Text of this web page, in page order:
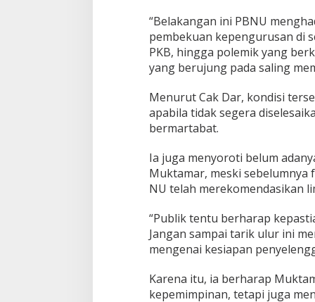
a
h
D
i
n
m
i
k
a
n
t
e
r
a
l
“Belakangan ini PBNU
pembekuan kepengurusan di
PKB, hingga polemik yang
yang berujung pada saling
Menurut Cak Dar, kondisi
apabila tidak segera
bermartabat.
Ia juga menyoroti belum
Muktamar, meski
NU telah merekomendasikan
“Publik tentu berharap
Jangan sampai tarik ulur ini
mengenai kesiapan
Karena itu, ia berharap
kepemimpinan, tetapi juga